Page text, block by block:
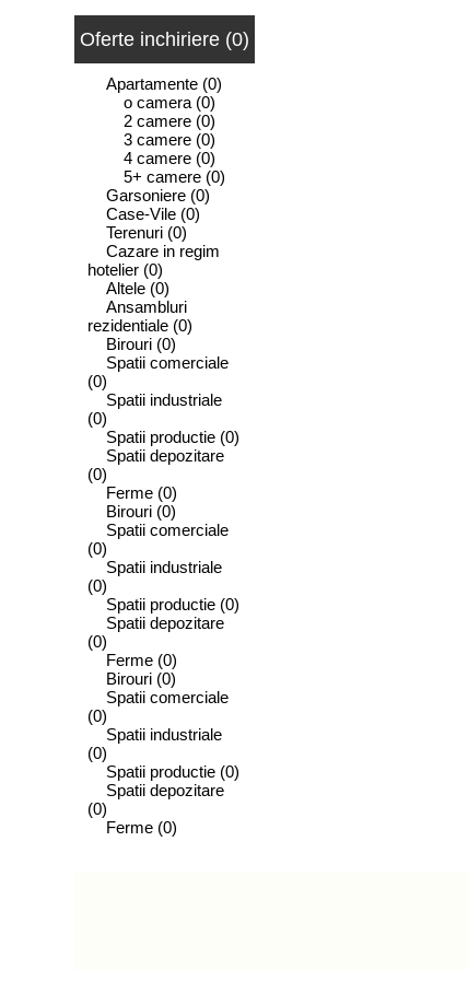
Oferte inchiriere (0)
Apartamente(0)
o camera(0)
2 camere(0)
3 camere(0)
4 camere(0)
5+ camere(0)
Garsoniere(0)
Case-Vile(0)
Terenuri(0)
Cazare in regim
hotelier(0)
Altele(0)
Ansambluri
rezidentiale(0)
Birouri(0)
Spatii comerciale
(0)
Spatii industriale
(0)
Spatii productie(0)
Spatii depozitare
(0)
Ferme(0)
Birouri(0)
Spatii comerciale
(0)
Spatii industriale
(0)
Spatii productie(0)
Spatii depozitare
(0)
Ferme(0)
Birouri(0)
Spatii comerciale
(0)
Spatii industriale
(0)
Spatii productie(0)
Spatii depozitare
(0)
Ferme(0)